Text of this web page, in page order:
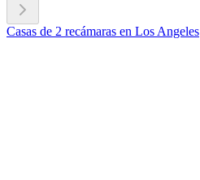
Casas de 2 recámaras en Los Angeles